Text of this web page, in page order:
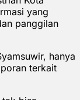
yang
panggilan
hanya
terkait